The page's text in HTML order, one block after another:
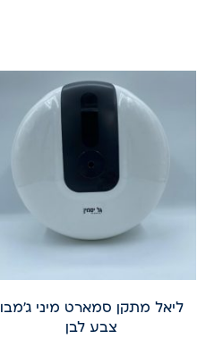
ליאל מתקן סמארט מיני ג'מבו
צבע לבן